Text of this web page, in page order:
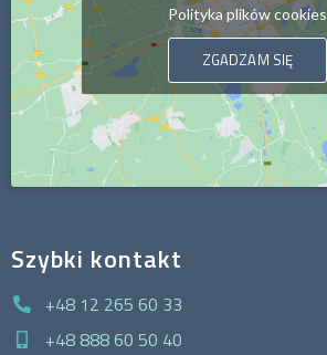
Polityka plików cookies
ZGADZAM SIĘ
Szybki kontakt
+48 12 265 60 33
+48 888 60 50 40